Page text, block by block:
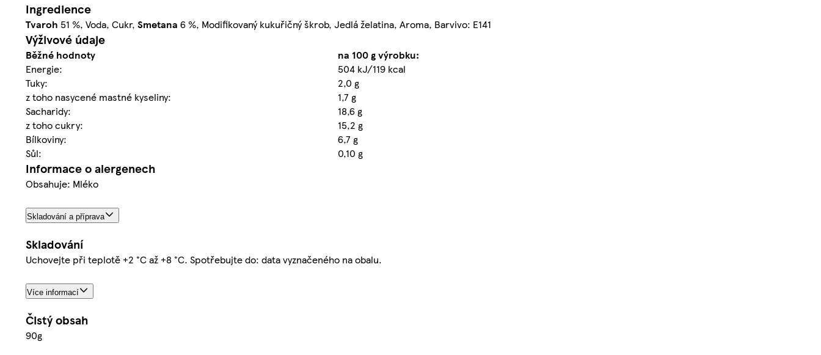
Ingredience
Tvaroh 51 %, Voda, Cukr, Smetana 6 %, Modifikovaný kukuřičný škrob, Jedlá želatina, Aroma, Barvivo: E141
Výživové údaje
Běžné hodnoty
na 100 g výrobku:
Energie:
504 kJ/119 kcal
Tuky:
2,0 g
z toho nasycené mastné kyseliny:
1,7 g
Sacharidy:
18,6 g
z toho cukry:
15,2 g
Bílkoviny:
6,7 g
Sůl:
0,10 g
Informace o alergenech
Obsahuje: Mléko
Skladování a příprava
Skladování
Uchovejte při teplotě +2 °C až +8 °C. Spotřebujte do: data vyznačeného na obalu.
Více informací
Čistý obsah
90g